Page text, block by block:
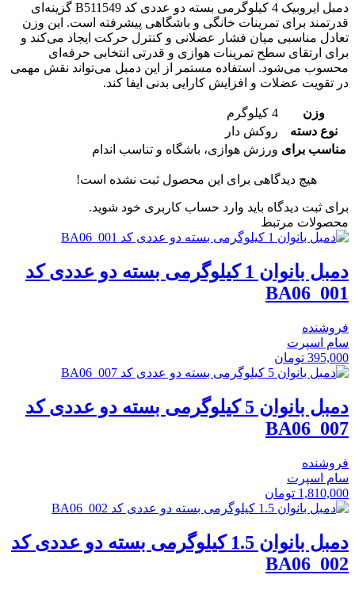
دمبل ایروبیک 4 کیلوگرمی بسته دو عددی کد B511549 گزینه‌ای
قدرتمند برای تمرینات خانگی و باشگاهی پیشرفته است. این وزن
تعادل مناسبی میان فشار عضلانی و کنترل حرکت ایجاد می‌کند و
برای ارتقای سطح تمرینات هوازی و قدرتی انتخابی حرفه‌ای
محسوب می‌شود. استفاده مستمر از این دمبل می‌تواند نقش مهمی
در تقویت عضلات و افزایش کارایی بدنی ایفا کند.
وزن
4 کیلوگرم
نوع دسته
روکش دار
مناسب برای ورزش هوازی، باشگاه و تناسب اندام
هیچ دیدگاهی برای این محصول ثبت نشده است!
برای ثبت دیدگاه باید وارد حساب کاربری خود شوید.
محصولات مرتبط
دمبل بانوان 1 کیلوگرمی بسته دو عددی کد
BA06_001
فروشنده
سام اسپرت
395,000 تومان
دمبل بانوان 5 کیلوگرمی بسته دو عددی کد
BA06_007
فروشنده
سام اسپرت
1,810,000 تومان
دمبل بانوان 1.5 کیلوگرمی بسته دو عددی کد
BA06_002